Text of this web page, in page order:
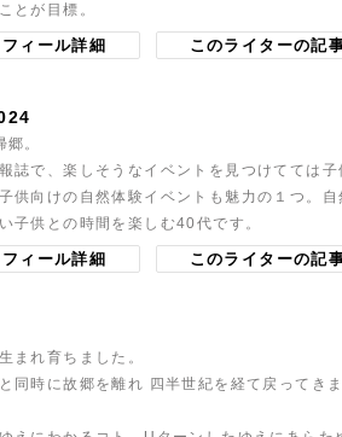
とが目標。
ィール詳細 このライターの記
。
誌で、楽しそうなイベントを見つけてては
供向けの自然体験イベントも魅力の１つ。
子供との時間を楽しむ40代です。
ィール詳細 このライターの記
まれ育ちました。
同時に故郷を離れ 四半世紀を経て戻ってき